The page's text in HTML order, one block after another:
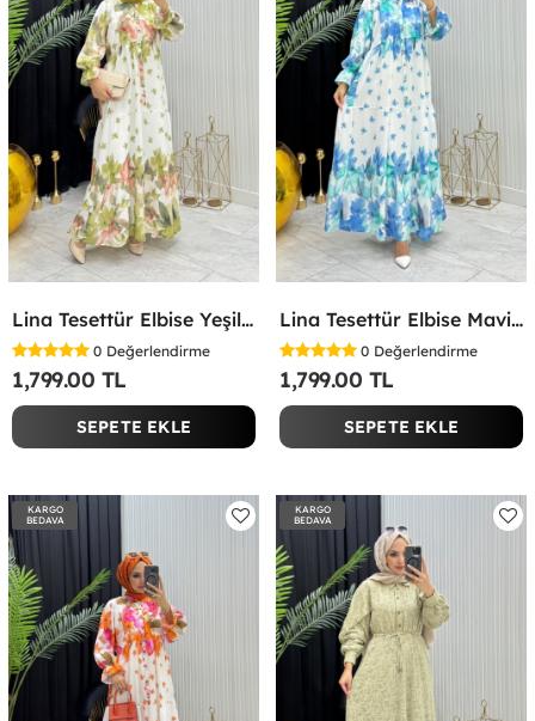
Lina Tesettür Elbise Yeşil Yeşil
0 Değerlendirme
1,799.00 TL
SEPETE EKLE
Lina Tesettür Elbise Mavi Mavi
0 Değerlendirme
1,799.00 TL
SEPETE EKLE
KARGO
BEDAVA
KARGO
BEDAVA